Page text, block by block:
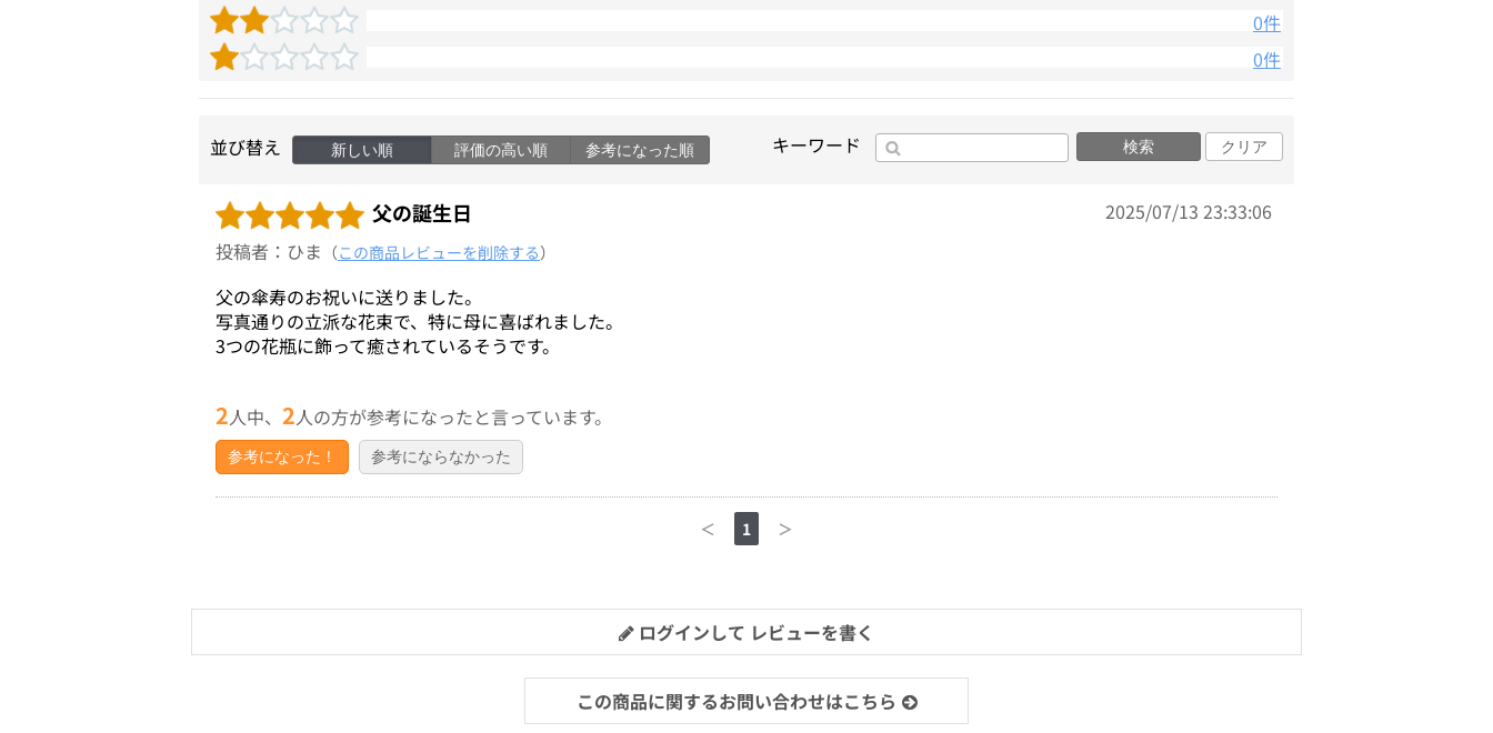
0件
0件
並び替え 新しい順 評価の高い順 参考になった順 キーワード 検索 クリア
父の誕生日
2025/07/13 23:33:06
投稿者：ひま （この商品レビューを削除する）
父の傘寿のお祝いに送りました。
写真通りの立派な花束で、特に母に喜ばれました。
3つの花瓶に飾って癒されているそうです。
2人中、 2人の方が参考になったと言っています。
参考になった！ 参考にならなかった
＜ 1 ＞
ログインして レビューを書く
この商品に関するお問い合わせはこちら